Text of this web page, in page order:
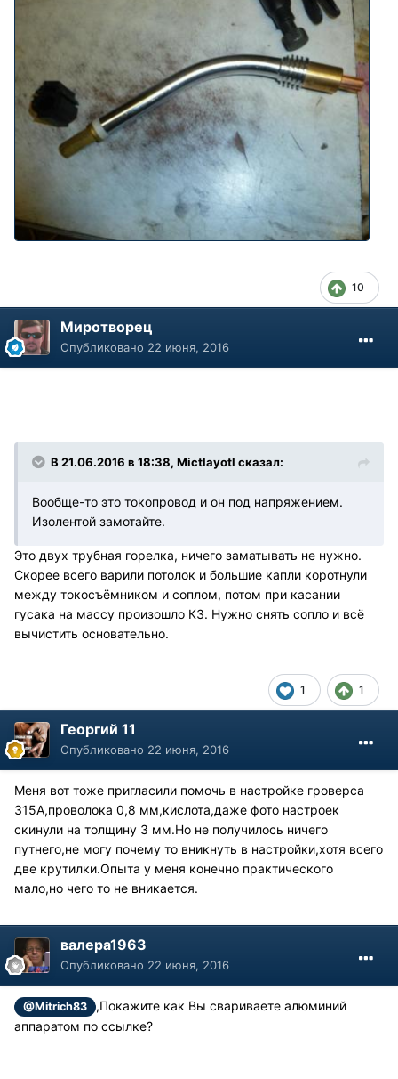
10
Миротворец
Опубликовано 22 июня, 2016
В 21.06.2016 в 18:38, Mictlayotl сказал:
Вообще-то это токопровод и он под напряжением.
Изолентой замотайте.
Это двух трубная горелка, ничего заматывать не нужно.
Скорее всего варили потолок и большие капли коротнули
между токосъёмником и соплом, потом при касании
гусака на массу произошло КЗ. Нужно снять сопло и всё
вычистить основательно.
1 1
Георгий 11
Опубликовано 22 июня, 2016
Меня вот тоже пригласили помочь в настройке гроверса
315А,проволока 0,8 мм,кислота,даже фото настроек
скинули на толщину 3 мм.Но не получилось ничего
путнего,не могу почему то вникнуть в настройки,хотя всего
две крутилки.Опыта у меня конечно практического
мало,но чего то не вникается.
валера1963
Опубликовано 22 июня, 2016
@Mitrich83
,Покажите как Вы свариваете алюминий
аппаратом по ссылке?